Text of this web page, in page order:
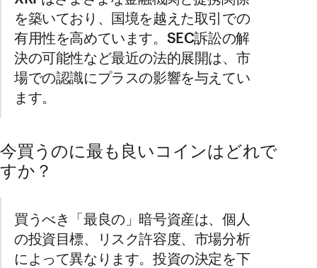
を築いており、国境を越えた取引での
有用性を高めています。SEC訴訟の解
決の可能性など最近の法的展開は、市
場での認識にプラスの影響を与えてい
ます。
今買うのに最も良いコインはどれで
すか？
買うべき「最良の」暗号資産は、個人
の投資目標、リスク許容度、市場分析
によって異なります。投資の決定を下